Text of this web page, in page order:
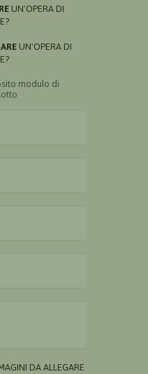
UN'OPERA DI
UN'OPERA DI
modulo di
DA ALLEGARE AL